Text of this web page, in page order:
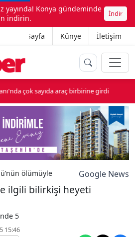
yayında! Konya gündeminde
indirin.
İndir
Ana Sayfa Künye İletişim
çok sayıda araç birbirine girdi
ölümüyle ilgili bilirkişi heyeti
Google News
ilgili bilirkişi heyeti
5
15:46